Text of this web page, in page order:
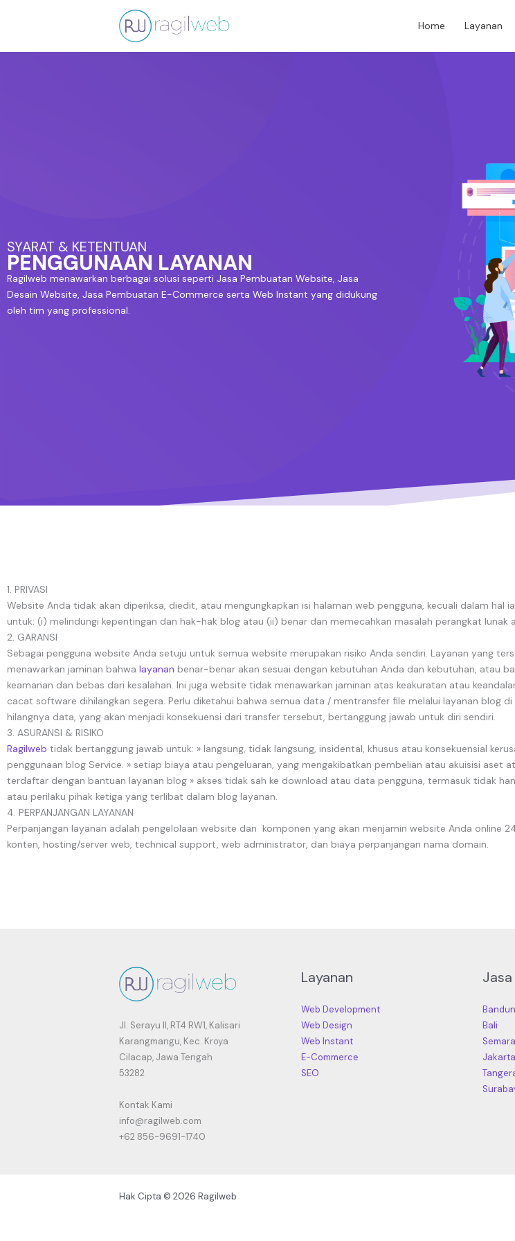
Home Layanan
SYARAT & KETENTUAN
PENGGUNAAN LAYANAN
Ragilweb menawarkan berbagai solusi seperti Jasa Pembuatan Website, Jasa
Desain Website, Jasa Pembuatan E-Commerce serta Web Instant yang didukung
oleh tim yang professional.
1. PRIVASI
Website Anda tidak akan diperiksa, diedit, atau mengungkapkan isi halaman web pengguna, kecuali dalam hal
untuk: (i) melindungi kepentingan dan hak-hak blog atau (ii) benar dan memecahkan masalah perangkat lunak
2. GARANSI
Sebagai pengguna website Anda setuju untuk semua website merupakan risiko Anda sendiri. Layanan yang
menawarkan jaminan bahwa layanan benar-benar akan sesuai dengan kebutuhan Anda dan kebutuhan, atau
keamanan dan bebas dari kesalahan. Ini juga website tidak menawarkan jaminan atas keakuratan atau
cacat software dihilangkan segera. Perlu diketahui bahwa semua data / mentransfer file melalui layanan blog
hilangnya data, yang akan menjadi konsekuensi dari transfer tersebut, bertanggung jawab untuk diri sendiri.
3. ASURANSI & RISIKO
Ragilweb tidak bertanggung jawab untuk: » langsung, tidak langsung, insidental, khusus atau konsekuensial
penggunaan blog Service. » setiap biaya atau pengeluaran, yang mengakibatkan pembelian atau akuisisi aset
terdaftar dengan bantuan layanan blog » akses tidak sah ke download atau data pengguna, termasuk tidak
atau perilaku pihak ketiga yang terlibat dalam blog layanan.
4. PERPANJANGAN LAYANAN
Perpanjangan layanan adalah pengelolaan website dan komponen yang akan menjamin website Anda online
konten, hosting/server web, technical support, web administrator, dan biaya perpanjangan nama domain.
Jl. Serayu II, RT4 RW1, Kalisari
Karangmangu, Kec. Kroya
Cilacap, Jawa Tengah
53282
Kontak Kami
info@ragilweb.com
+62 856-9691-1740
Layanan
Web Development
Web Design
Web Instant
E-Commerce
SEO
Bali
Jakarta
Hak Cipta © 2026 Ragilweb